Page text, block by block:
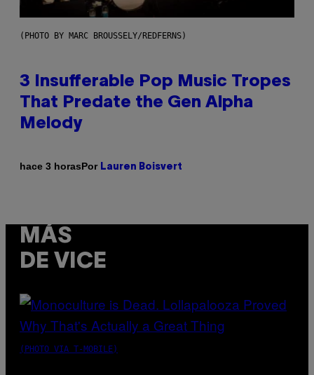
(PHOTO BY MARC BROUSSELY/REDFERNS)
3 Insufferable Pop Music Tropes
That Predate the Gen Alpha
Melody
hace 3 horasPor Lauren Boisvert
MÁS
DE VICE
(PHOTO VIA T-MOBILE)